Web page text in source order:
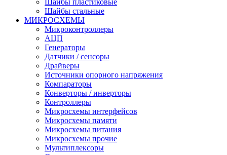
Шайбы стальные
МИКРОСХЕМЫ
Микроконтроллеры
АЦП
Генераторы
Датчики / сенсоры
Драйверы
Источники опорного напряжения
Компараторы
Конверторы / инверторы
Контроллеры
Микросхемы интерфейсов
Микросхемы памяти
Микросхемы питания
Микросхемы прочие
Мультиплексоры